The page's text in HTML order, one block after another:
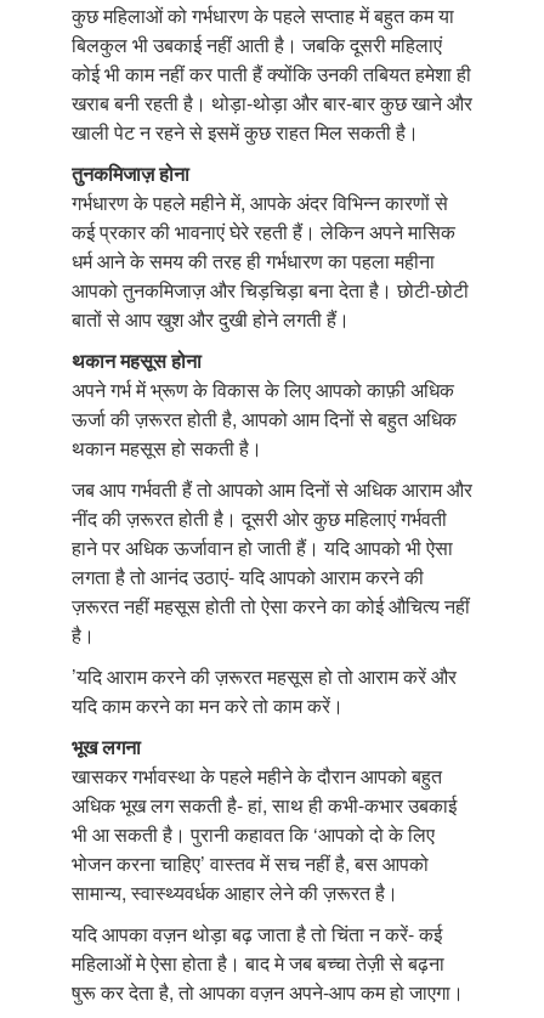
कुछ महिलाओं को गर्भधारण के पहले सप्ताह में बहुत कम या
बिलकुल भी उबकाई नहीं आती है। जबकि दूसरी महिलाएं
कोई भी काम नहीं कर पाती हैं क्योंकि उनकी तबियत हमेशा ही
खराब बनी रहती है। थोड़ा-थोड़ा और बार-बार कुछ खाने और
खाली पेट न रहने से इसमें कुछ राहत मिल सकती है।
तुनकमिजाज़ होना
गर्भधारण के पहले महीने में, आपके अंदर विभिन्न कारणों से
कई प्रकार की भावनाएं घेरे रहती हैं। लेकिन अपने मासिक
धर्म आने के समय की तरह ही गर्भधारण का पहला महीना
आपको तुनकमिजाज़ और चिड़चिड़ा बना देता है। छोटी-छोटी
बातों से आप खुश और दुखी होने लगती हैं।
थकान महसूस होना
अपने गर्भ में भ्रूण के विकास के लिए आपको काफ़ी अधिक
ऊर्जा की ज़रूरत होती है, आपको आम दिनों से बहुत अधिक
थकान महसूस हो सकती है।
जब आप गर्भवती हैं तो आपको आम दिनों से अधिक आराम और
नींद की ज़रूरत होती है। दूसरी ओर कुछ महिलाएं गर्भवती
हाने पर अधिक ऊर्जावान हो जाती हैं। यदि आपको भी ऐसा
लगता है तो आनंद उठाएं- यदि आपको आराम करने की
ज़रूरत नहीं महसूस होती तो ऐसा करने का कोई औचित्य नहीं
है।
’यदि आराम करने की ज़रूरत महसूस हो तो आराम करें और
यदि काम करने का मन करे तो काम करें।
भूख लगना
खासकर गर्भावस्था के पहले महीने के दौरान आपको बहुत
अधिक भूख लग सकती है- हां, साथ ही कभी-कभार उबकाई
भी आ सकती है। पुरानी कहावत कि ‘आपको दो के लिए
भोजन करना चाहिए’ वास्तव में सच नहीं है, बस आपको
सामान्य, स्वास्थ्यवर्धक आहार लेने की ज़रूरत है।
यदि आपका वज़न थोड़ा बढ़ जाता है तो चिंता न करें- कई
महिलाओं मे ऐसा होता है। बाद मे जब बच्चा तेज़ी से बढ़ना
षुरू कर देता है, तो आपका वज़न अपने-आप कम हो जाएगा।